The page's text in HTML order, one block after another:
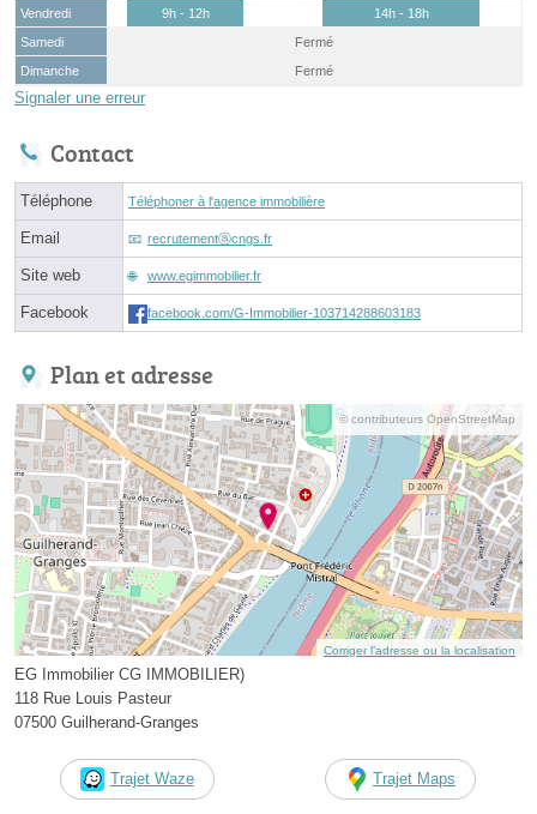
Vendredi
9h - 12h
14h - 18h
Samedi
Fermé
Dimanche
Fermé
Signaler une erreur
Contact
Téléphone Téléphoner à l'agence immobilière
Email recrutementⓐcngs.fr
Site web www.egimmobilier.fr
Facebook facebook.com/G-Immobilier-103714288603183
Plan et adresse
© contributeurs OpenStreetMap
Corriger l’adresse ou la localisation
EG Immobilier CG IMMOBILIER)
118 Rue Louis Pasteur
07500 Guilherand-Granges
Trajet Waze Trajet Maps